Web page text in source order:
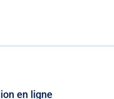
en ligne